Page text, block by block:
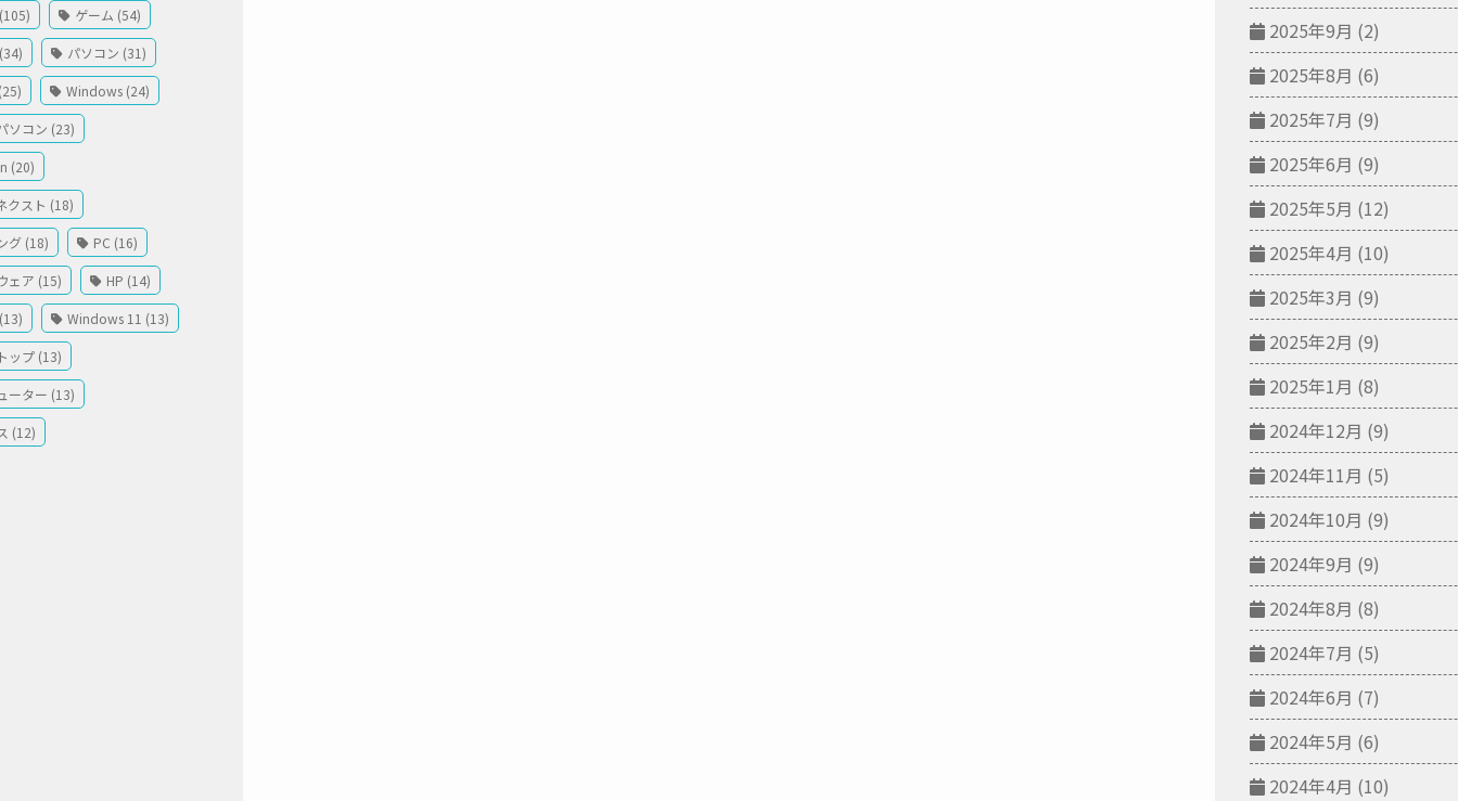
ゲーム (54)
パソコン (31)
Windows (24)
ソコン (23)
(20)
クスト (18)
グ (18) PC (16)
ェア (15) HP (14)
Windows 11 (13)
ップ (13)
ーター (13)
(12)
2025年9月 (2)
2025年8月 (6)
2025年7月 (9)
2025年6月 (9)
2025年5月 (12)
2025年4月 (10)
2025年3月 (9)
2025年2月 (9)
2025年1月 (8)
2024年12月 (9)
2024年11月 (5)
2024年10月 (9)
2024年9月 (9)
2024年8月 (8)
2024年7月 (5)
2024年6月 (7)
2024年5月 (6)
2024年4月 (10)